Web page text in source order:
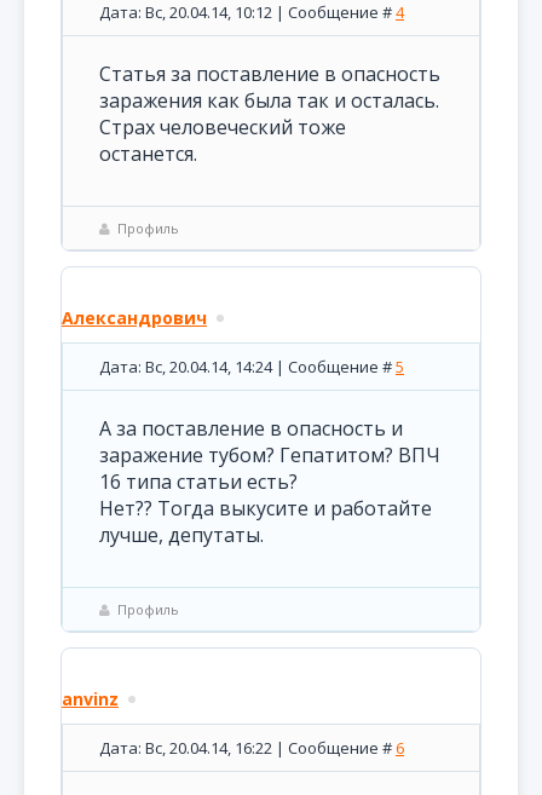
Дата: Вс, 20.04.14, 10:12 | Сообщение #4
Статья за поставление в опасность
заражения как была так и осталась.
Страх человеческий тоже
останется.
Профиль
Александрович
Дата: Вс, 20.04.14, 14:24 | Сообщение #5
А за поставление в опасность и
заражение тубом? Гепатитом? ВПЧ
16 типа статьи есть?
Нет?? Тогда выкусите и работайте
лучше, депутаты.
Профиль
anvinz
Дата: Вс, 20.04.14, 16:22 | Сообщение #6